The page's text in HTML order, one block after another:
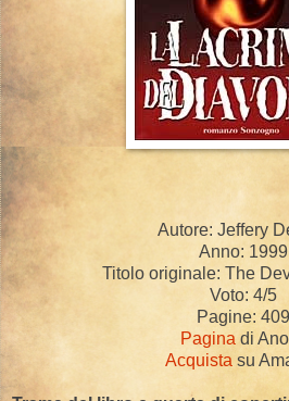
Autore: Jeffery
Anno: 1999
Titolo originale: The
Voto: 4/5
Pagine: 409
Paginadi
Acquistasu